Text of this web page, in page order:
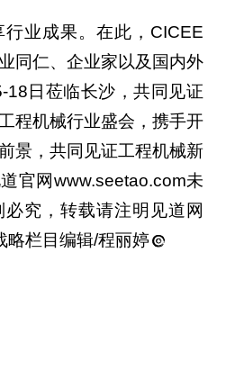
业成果。在此，CICEE
同仁、企业家以及国内外
日莅临长沙，共同见证
程机械行业盛会，携手开
景，共同见证工程机械新
官网www.seetao.com未
究，转载请注明见道网
略栏目编辑/程丽婷